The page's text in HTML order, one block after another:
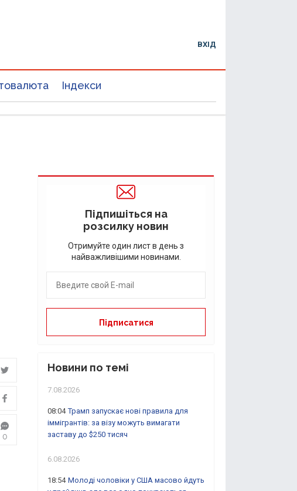
ВХІД
Індекси
0
Підпишіться на
розсилку новин
Отримуйте один лист в день з
найважливішими новинами.
Новини по темі
7.08.2026
08:04 Трамп запускає нові правила для
іммігрантів: за візу можуть вимагати
заставу до $250 тисяч
6.08.2026
18:54 Молоді чоловіки у США масово йдуть